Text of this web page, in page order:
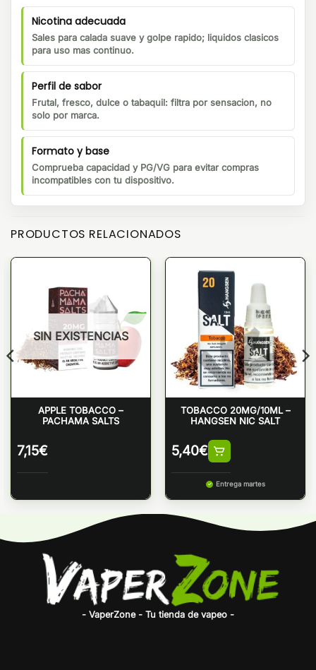
Nicotina adecuada
Sales para calada suave y golpe rapido; liquidos clasicos
para uso mas continuo.
Perfil de sabor
Frutal, fresco, dulce o tabaquil: filtra por sensacion, no
solo por marca.
Formato y base
Comprueba capacidad y PG/VG para evitar compras
incompatibles con tu dispositivo.
PRODUCTOS RELACIONADOS
SIN EXISTENCIAS
APPLE TOBACCO –
PACHAMA SALTS
7,15€
TOBACCO 20MG/10ML –
HANGSEN NIC SALT
5,40€
Entrega martes
- VaperZone - Tu tienda de vapeo -